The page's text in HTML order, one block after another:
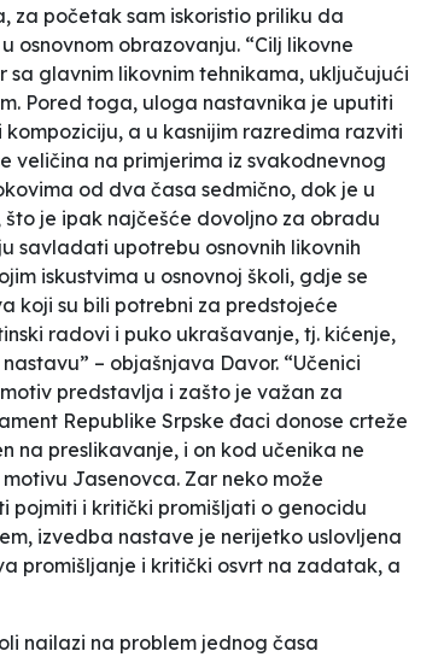
za početak sam iskoristio priliku da
osnovnom obrazovanju. “Cilj likovne
glavnim likovnim tehnikama, uključujući
Pored toga, uloga nastavnika je uputiti
a u kasnijim razredima razviti
veličina na primjerima iz svakodnevnog
od dva časa sedmično, dok je u
je ipak najčešće dovoljno za obradu
savladati upotrebu osnovnih likovnih
iskustvima u osnovnoj školi, gdje se
koji su bili potrebni za predstojeće
radovi i puko ukrašavanje, tj. kićenje,
– objašnjava Davor. “Učenici
predstavlja i zašto je važan za
Republike Srpske đaci donose crteže
na preslikavanje, i on kod učenika ne
Jasenovca. Zar neko može
pojmiti i kritički promišljati o genocidu
izvedba nastave je nerijetko uslovljena
promišljanje i kritički osvrt na zadatak, a
nailazi na problem jednog časa